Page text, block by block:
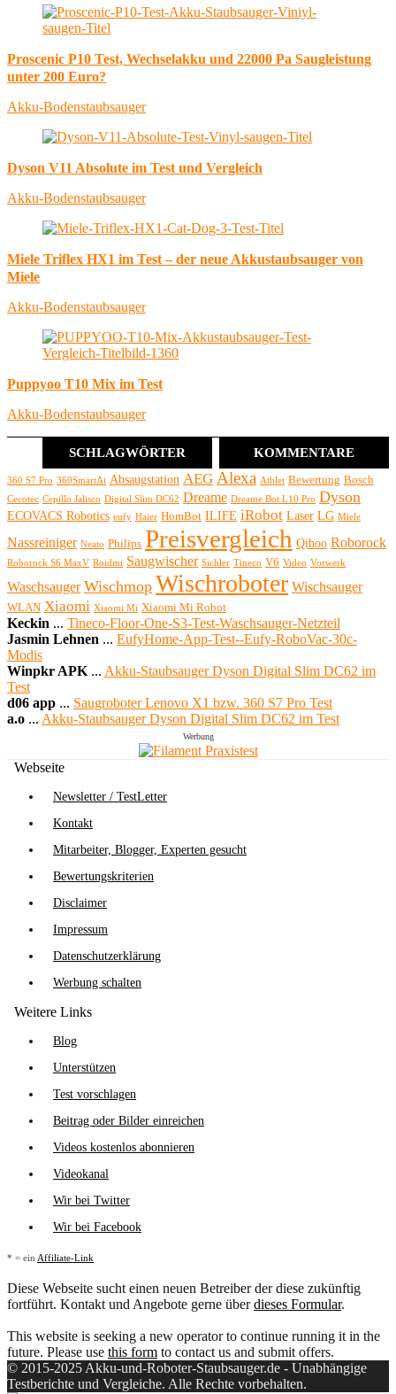
Proscenic P10 Test, Wechselakku und 22000 Pa Saugleistung
unter 200 Euro?
Akku-Bodenstaubsauger
Dyson V11 Absolute im Test und Vergleich
Akku-Bodenstaubsauger
Miele Triflex HX1 im Test – der neue Akkustaubsauger von
Miele
Akku-Bodenstaubsauger
Puppyoo T10 Mix im Test
Akku-Bodenstaubsauger
SCHLAGWÖRTER KOMMENTARE
360 S7 Pro 360SmartAi Absaugstation AEG Alexa Athlet Bewertung Bosch
Cecotec Cepillo Jalisco Digital Slim DC62 Dreame Dreame Bot L10 Pro Dyson
ECOVACS Robotics eufy Haier HomBot ILIFE iRobot Laser LG Miele
Nassreiniger Neato Philips Preisvergleich Qihoo Roborock
Roborock S6 MaxV Roidmi Saugwischer Sichler Tineco V6 Video Vorwerk
Waschsauger Wischmop Wischroboter Wischsauger
WLAN Xiaomi Xiaomi Mi Xiaomi Mi Robot
Keckin ... Tineco-Floor-One-S3-Test-Waschsauger-Netzteil
Jasmin Lehnen ... EufyHome-App-Test--Eufy-RoboVac-30c-
Modis
Winpkr APK ... Akku-Staubsauger Dyson Digital Slim DC62 im
Test
d06 app ... Saugroboter Lenovo X1 bzw. 360 S7 Pro Test
a.o ... Akku-Staubsauger Dyson Digital Slim DC62 im Test
Werbung
Webseite
Newsletter / TestLetter
Kontakt
Mitarbeiter, Blogger, Experten gesucht
Bewertungskriterien
Disclaimer
Impressum
Datenschutzerklärung
Werbung schalten
Weitere Links
Blog
Unterstützen
Test vorschlagen
Beitrag oder Bilder einreichen
Videos kostenlos abonnieren
Videokanal
Wir bei Twitter
Wir bei Facebook
* = ein Affiliate-Link
Diese Webseite sucht einen neuen Betreiber der diese zukünftig
fortführt. Kontakt und Angebote gerne überdieses Formular.
This website is seeking a new operator to continue running it in the
future. Please use this form to contact us and submit offers.
© 2015-2025 Akku-und-Roboter-Staubsauger.de - Unabhängige
Testberichte und Vergleiche. Alle Rechte vorbehalten.